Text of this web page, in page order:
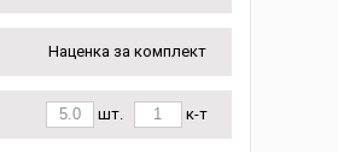
Наценка за комплект
шт. к-т